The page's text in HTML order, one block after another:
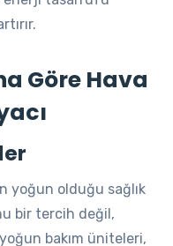
Göre Hava
yoğun olduğu sağlık
bir tercih değil,
bakım üniteleri,